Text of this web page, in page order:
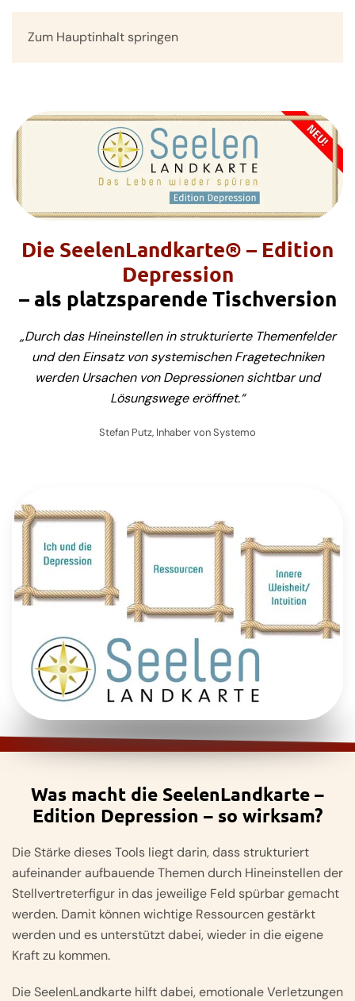
Zum Hauptinhalt springen
Die SeelenLandkarte® – Edition
Depression
– als platzsparende Tischversion
„Durch das Hineinstellen in strukturierte Themenfelder
und den Einsatz von systemischen Fragetechniken
werden Ursachen von Depressionen sichtbar und
Lösungswege eröffnet.“
Stefan Putz, Inhaber von Systemo
Was macht die SeelenLandkarte –
Edition Depression – so wirksam?
Die Stärke dieses Tools liegt darin, dass strukturiert
aufeinander aufbauende Themen durch Hineinstellen der
Stellvertreterfigur in das jeweilige Feld spürbar gemacht
werden. Damit können wichtige Ressourcen gestärkt
werden und es unterstützt dabei, wieder in die eigene
Kraft zu kommen.
Die SeelenLandkarte hilft dabei, emotionale Verletzungen